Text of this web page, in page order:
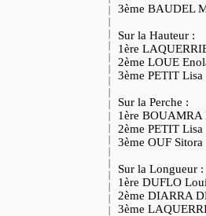
3ème BAUDEL
Sur la Hauteur :
1ère
2ème LOUE
3ème PETIT
Sur la Perche :
1ère BOUAMRA
2ème PETIT
3ème OUF
Sur la Longueur :
1ère DUFLO
2ème DIARRA
3ème